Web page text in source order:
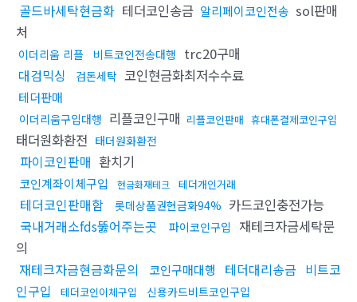
골드바세탁현금화 테더코인송금 알리페이코인전송 sol판매
처
이더리움 리플 비트코인전송대행 trc20구매
대검믹싱
검돈세탁 코인현금화최저수수료
테더판매
이더리움구입대행 리플코인구매 리플코인판매 휴대폰결제코인구입
태더원화환전 태더원화환전
파이코인판매 환치기
코인계좌이체구입 현금화재테크 테더개인거래
테더코인판매함 롯데상품권현금화94% 카드코인충전가능
국내거래소fds뚫어주는곳
파이코인구입
재테크자금세탁문
의
재테크자금현금화문의
코인구매대행 테더대리송금 비트코
인구입
테더코인이체구입 신용카드비트코인구입